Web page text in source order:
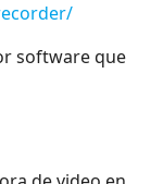
software que